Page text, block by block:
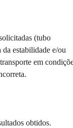
(tubo
estabilidade e/ou
em
obtidos.